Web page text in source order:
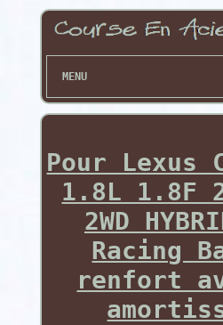
MENU
Pour Lexus
1.8L 1.8F
2WD
Racing
renfort